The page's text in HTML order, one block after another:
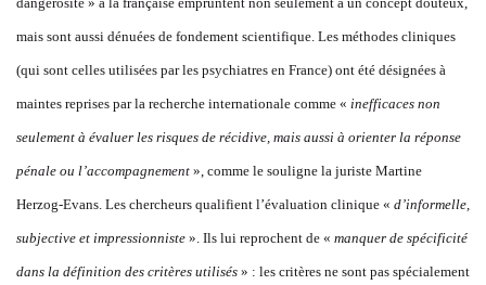
mais sont aussi dénuées de fondement scientifique. Les méthodes cliniques
(qui sont celles utilisées par les psychiatres en France) ont été désignées à
maintes reprises par la recherche internationale comme « inefficaces non
seulement à évaluer les risques de récidive, mais aussi à orienter la réponse
pénale ou l’accompagnement », comme le souligne la juriste Martine
Herzog-Evans. Les chercheurs qualifient l’évaluation clinique « d’informelle,
subjective et impressionniste ». Ils lui reprochent de « manquer de spécificité
dans la définition des critères utilisés » : les critères ne sont pas spécialement